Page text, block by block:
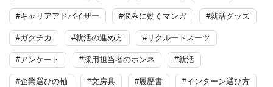
#キャリアアドバイザー #悩みに効くマンガ #就活グッズ
#ガクチカ #就活の進め方 #リクルートスーツ
#アンケート #採用担当者のホンネ #就活
#企業選びの軸 #文房具 #履歴書 #インターン選び方